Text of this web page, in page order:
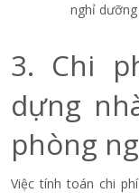
nghỉ
3. Chi
dựng
phòng
Việc tính toán chi